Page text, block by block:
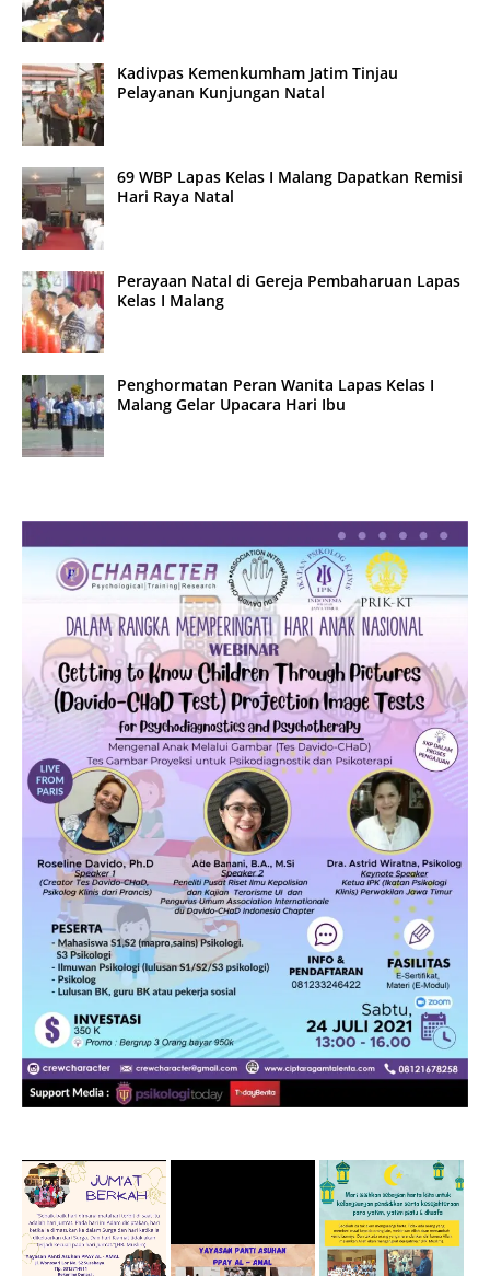
Kadivpas Kemenkumham Jatim Tinjau
Pelayanan Kunjungan Natal
69 WBP Lapas Kelas I Malang Dapatkan Remisi
Hari Raya Natal
Perayaan Natal di Gereja Pembaharuan Lapas
Kelas I Malang
Penghormatan Peran Wanita Lapas Kelas I
Malang Gelar Upacara Hari Ibu